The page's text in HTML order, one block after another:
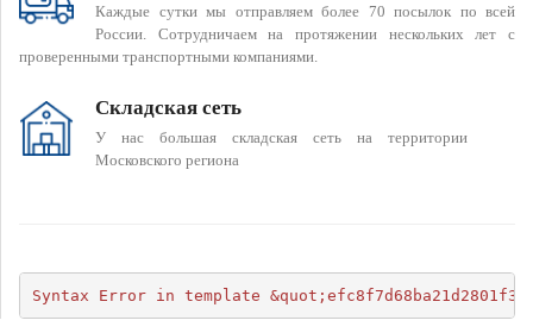
Каждые сутки мы отправляем более 70 посылок по всей
России. Сотрудничаем на протяжении нескольких лет с
проверенными транспортными компаниями.
Складская сеть
У нас большая складская сеть на территории
Московского региона
Syntax Error in template